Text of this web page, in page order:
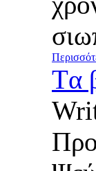
Tα